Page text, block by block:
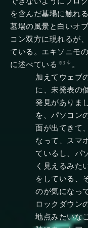
を含んだ墓場に触れ
墓場の風景と白いオ
コン双方に現れるが
ている。エキソニモ
に述べている ※3
。
加えてウェブ
に、未発表の
発見がありま
を、パソコン
面が出てきて
なって、スマ
ているし、パ
く見えるみた
をしている、
のが気になっ
ロックダウン
地点みたいな